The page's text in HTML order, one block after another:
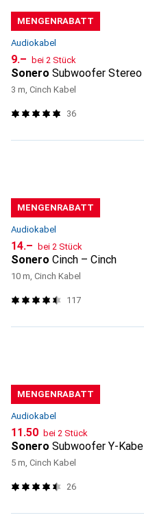
MENGENRABATT
Audiokabel
CHF
9.– bei 2 Stück
Sonero Subwoofer Stereo
3 m, Cinch Kabel
36
MENGENRABATT
Audiokabel
CHF
14.– bei 2 Stück
Sonero Cinch – Cinch
10 m, Cinch Kabel
117
MENGENRABATT
Audiokabel
CHF
11.50 bei 2 Stück
Sonero Subwoofer Y-Kabel
5 m, Cinch Kabel
26